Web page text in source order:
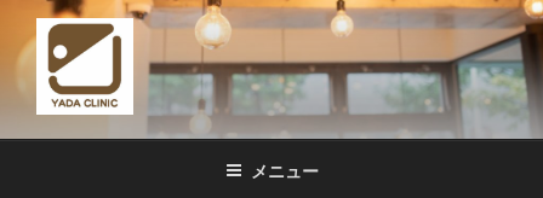
やだ消化器内視鏡クリニック
京都市 山科駅前の「やだ消化器内視鏡クリニック」では、ハイエンド
装置による「つらくない胃カメラ」「つらくない大腸カメラ」「エラス
トグラフィ」など、最新の検査を楽に正確に受けることができます。
メニュー